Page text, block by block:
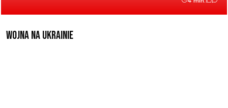
Wojna na Ukrainie